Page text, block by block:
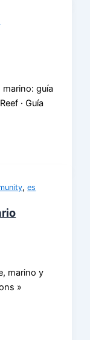
marino: guía
· Guía
,es
marino y
»